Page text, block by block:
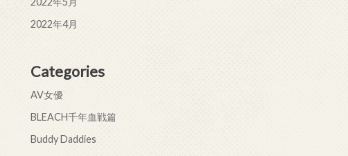
2022年4月
Categories
AV女優
BLEACH千年血戦篇
Buddy Daddies